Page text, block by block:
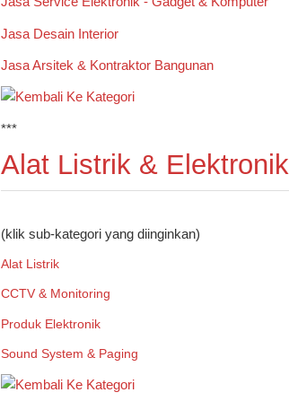
Jasa Desain Interior
Jasa Arsitek & Kontraktor Bangunan
***
Alat Listrik & Elektronik
(klik sub-kategori yang diinginkan)
Alat Listrik
CCTV & Monitoring
Produk Elektronik
Sound System & Paging